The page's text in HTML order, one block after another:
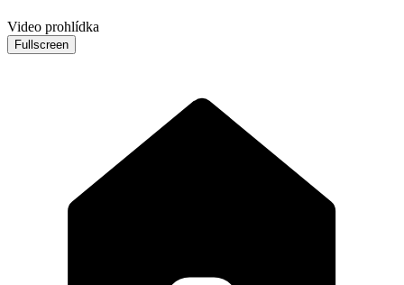
Video prohlídka
Fullscreen